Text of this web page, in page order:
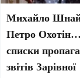
Михайло
Петро
списки
звітів Зарівної